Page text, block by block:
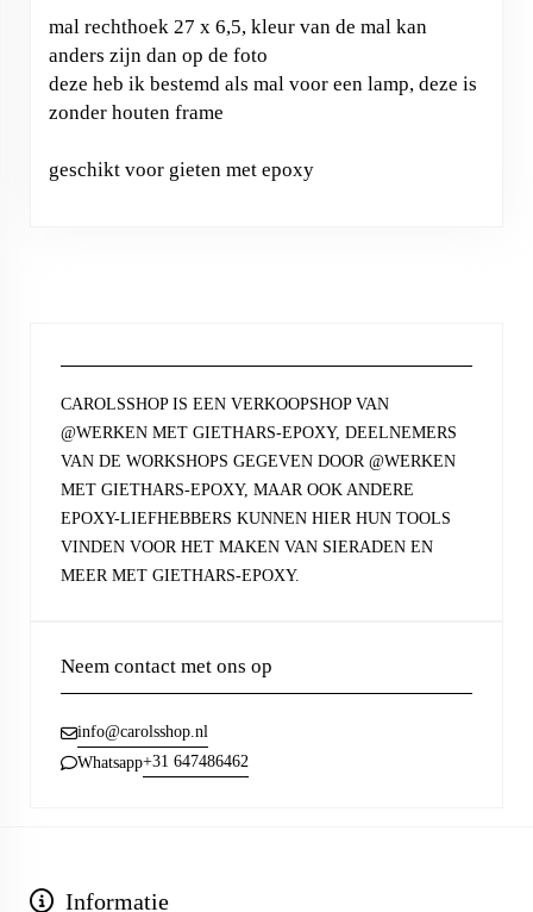
mal rechthoek 27 x 6,5, kleur van de mal kan
anders zijn dan op de foto
deze heb ik bestemd als mal voor een lamp, deze is
zonder houten frame
geschikt voor gieten met epoxy
CAROLSSHOP IS EEN VERKOOPSHOP VAN
@WERKEN MET GIETHARS-EPOXY, DEELNEMERS
VAN DE WORKSHOPS GEGEVEN DOOR @WERKEN
MET GIETHARS-EPOXY, MAAR OOK ANDERE
EPOXY-LIEFHEBBERS KUNNEN HIER HUN TOOLS
VINDEN VOOR HET MAKEN VAN SIERADEN EN
MEER MET GIETHARS-EPOXY.
Neem contact met ons op
info@carolsshop.nl
Whatsapp+31 647486462
Informatie